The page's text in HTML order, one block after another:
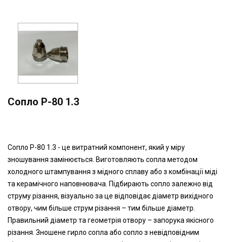
Сопло P-80 1.3
Сопло P-80 1.3 - це витратний компонент, який у міру
зношування замінюється. Виготовляють сопла методом
холодного штампування з мідного сплаву або з комбінації міді
та керамічного наповнювача. Підбирають сопло залежно від
струму різання, візуально за це відповідає діаметр вихідного
отвору, чим більше струм різання – тим більше діаметр.
Правильний діаметр та геометрія отвору – запорука якісного
різання. Зношене гирло сопла або сопло з невідповідним